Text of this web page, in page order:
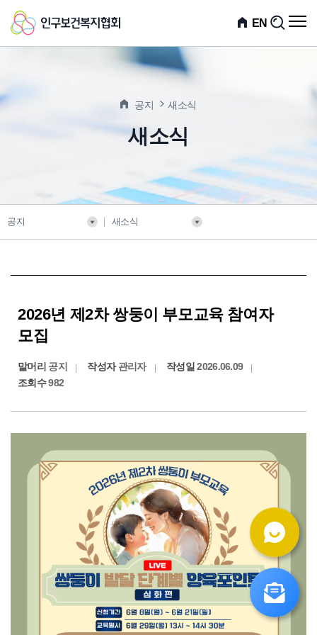
인
구
건
회
EN
검
전
메
공지
새소식
새소식
공지 새소식
2026년 제2차 쌍둥이 부모교육 참여자
모집
말머리 공지 작성자관리자 작성일 2026.06.09
조회수982